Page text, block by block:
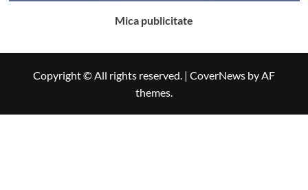
Mica publicitate
Copyright © All rights reserved. | CoverNews by AF
themes.